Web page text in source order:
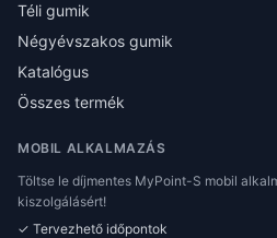
Téli gumik
Négyévszakos gumik
Katalógus
Összes termék
MOBIL ALKALMAZÁS
Töltse le díjmentes MyPoint-S mobil
kiszolgálásért!
✓ Tervezhető időpontok